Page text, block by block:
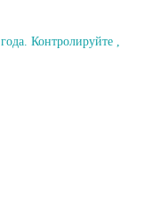
Контролируйте ,